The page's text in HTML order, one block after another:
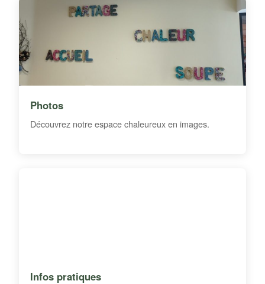
Photos
Découvrez notre espace chaleureux en images.
Infos pratiques